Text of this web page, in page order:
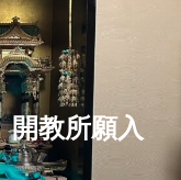
開教所願入